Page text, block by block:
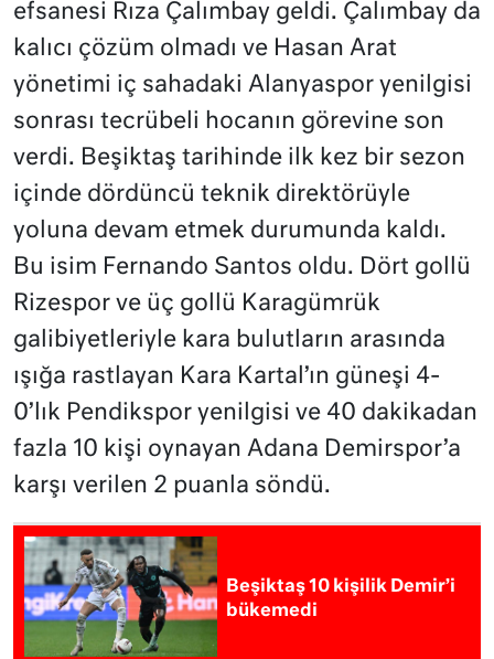
efsanesi Rıza Çalımbay geldi. Çalımbay da
kalıcı çözüm olmadı ve Hasan Arat
yönetimi iç sahadaki Alanyaspor yenilgisi
sonrası tecrübeli hocanın görevine son
verdi. Beşiktaş tarihinde ilk kez bir sezon
içinde dördüncü teknik direktörüyle
yoluna devam etmek durumunda kaldı.
Bu isim Fernando Santos oldu. Dört gollü
Rizespor ve üç gollü Karagümrük
galibiyetleriyle kara bulutların arasında
ışığa rastlayan Kara Kartal’ın güneşi 4-
0’lık Pendikspor yenilgisi ve 40 dakikadan
fazla 10 kişi oynayan Adana Demirspor’a
karşı verilen 2 puanla söndü.
Beşiktaş 10 kişilik Demir’i
bükemedi